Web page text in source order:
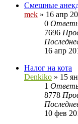
Смешные
mek » 16 апр
0
7696
16 апр
Налог на кота
Denkiko » 15
1
8778
10 фев